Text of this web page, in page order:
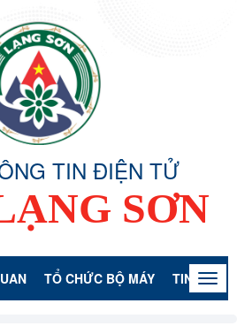
TIN ĐIỆN TỬ
SƠN
TỔ CHỨC BỘ MÁY TIN TỨC -